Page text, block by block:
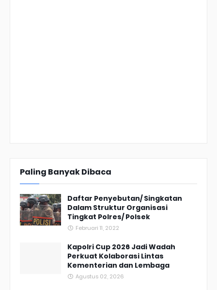
Paling Banyak Dibaca
Daftar Penyebutan/ Singkatan
Dalam Struktur Organisasi
Tingkat Polres/ Polsek
Februari 11, 2022
Kapolri Cup 2026 Jadi Wadah
Perkuat Kolaborasi Lintas
Kementerian dan Lembaga
Agustus 02, 2026